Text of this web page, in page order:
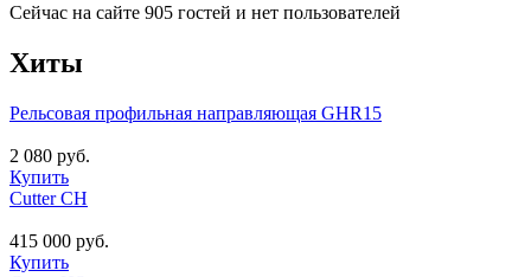
Сейчас на сайте 905 гостей и нет пользователей
Хиты
Рельсовая профильная направляющая GHR15
2 080 руб.
Купить
Cutter CH
415 000 руб.
Купить